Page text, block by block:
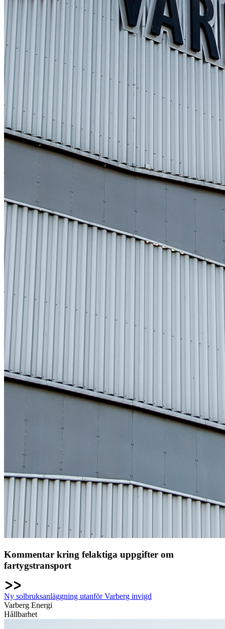
Kommentar kring felaktiga uppgifter om
fartygstransport
Ny solbruksanläggning utanför Varberg invigd
Varberg Energi
Hållbarhet